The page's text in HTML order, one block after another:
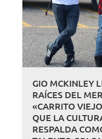
GIO MCKINLEY
RAÍCES DEL
«CARRITO
QUE LA
RESPALDA